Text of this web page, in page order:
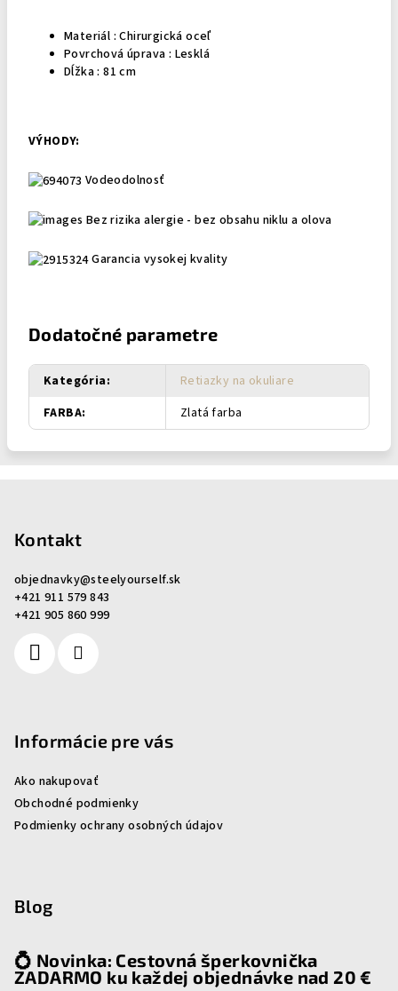
Materiál :Chirurgická oceľ
Povrchová úprava : Lesklá
Dĺžka : 81 cm
VÝHODY:
Vodeodolnosť
Bez rizika alergie - bez obsahu niklu a olova
Garancia vysokej kvality
Dodatočné parametre
Kategória:
Retiazky na okuliare
FARBA: Zlatá farba
Kontakt
objednavky@steelyourself.sk
+421 911 579 843
+421 905 860 999
Informácie pre vás
Ako nakupovať
Obchodné podmienky
Podmienky ochrany osobných údajov
Blog
💍 Novinka: Cestovná šperkovnička
ZADARMO ku každej objednávke nad 20 €